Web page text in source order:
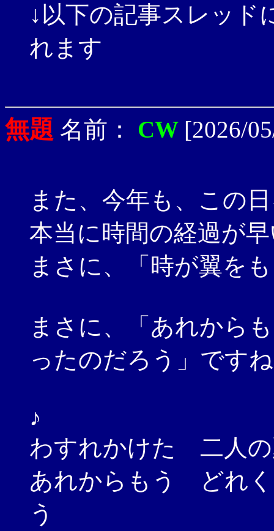
↓以下の記事スレッド
れます
無題 名前： CW [2026/
また、今年も、この
本当に時間の経過が
まさに、「時が翼を
まさに、「あれから
ったのだろう」です
♪
わすれかけた 二人
あれからもう どれ
う